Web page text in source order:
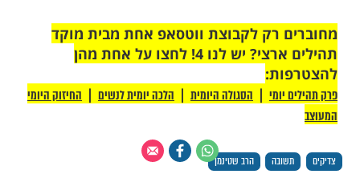
כל ילד, כשענה את תשובתו, קיבל סוכריה
תורו של ילד זה - הוא לא ידע את
הרב אהרון לייב שאל אותו שאלה קלה
לא ידע הילד לענות. משכך, גדול הדור שאל
יותר קלה, ושוב לא ידע הילד. כשהסתיימה
היתה סוכריה חוץ מהילד הזה. תוך
מהחדר ביראת כבוד, הרב אהרון לייב סימן